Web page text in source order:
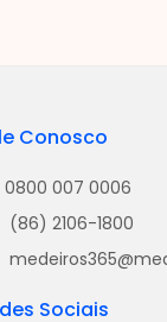
Conosco
0800 007 0006
(86) 2106-1800
Sociais